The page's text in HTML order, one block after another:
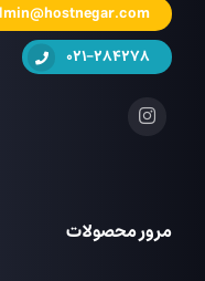
021-284278
مرور محصولات